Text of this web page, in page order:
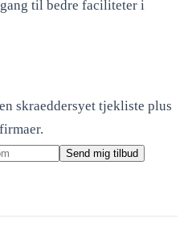
til bedre faciliteter i
skraeddersyet tjekliste plus
Send mig tilbud